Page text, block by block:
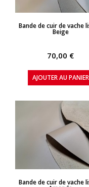
APERÇU RAPIDE
Bande de cuir de vache
Beige
70,00 €
AJOUTER AU PANIER
APERÇU RAPIDE
Bande de cuir de vache